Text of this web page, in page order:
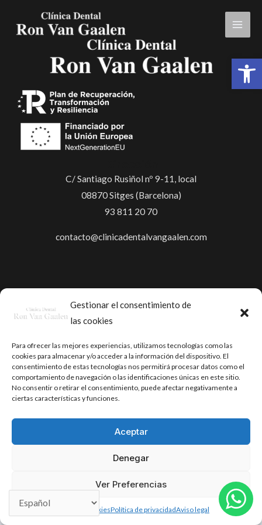
Gestionar el consentimiento de
las cookies
Para ofrecer las mejores experiencias, utilizamos tecnologías como las
cookies para almacenar y/o acceder a la información del dispositivo. El
consentimiento de estas tecnologías nos permitirá procesar datos como el
comportamiento de navegación o las identificaciones únicas en este sitio.
No consentir o retirar el consentimiento, puede afectar negativamente a
ciertas características y funciones.
Aceptar
Denegar
Ver Preferencias
Política de cookiesPolítica de privacidadAviso legal
Main
C/ Santiago Rusiñol nº 9-11, local
08870 Sitges (Barcelona)
93 811 20 70
contacto@clinicadentalvangaalen.com
Copyright © 2026 Clínica Dental Ron Van Gaalen |